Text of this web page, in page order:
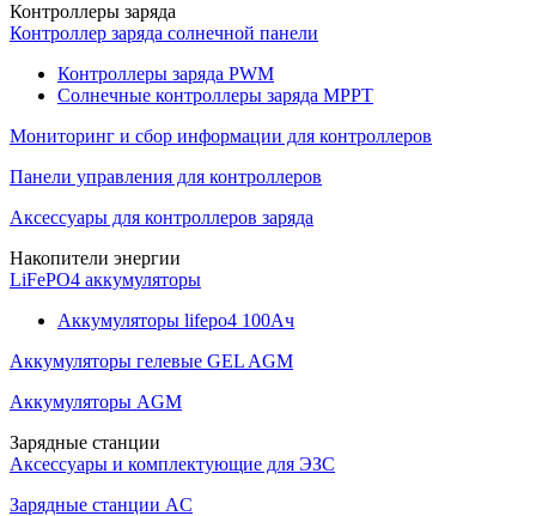
Контроллеры заряда
Контроллер заряда солнечной панели
Контроллеры заряда PWM
Солнечные контроллеры заряда MPPT
Мониторинг и сбор информации для контроллеров
Панели управления для контроллеров
Аксессуары для контроллеров заряда
Накопители энергии
LiFePO4 аккумуляторы
Аккумуляторы lifepo4 100Ач
Аккумуляторы гелевые GEL AGM
Аккумуляторы AGM
Зарядные станции
Аксессуары и комплектующие для ЭЗС
Зарядные станции AC